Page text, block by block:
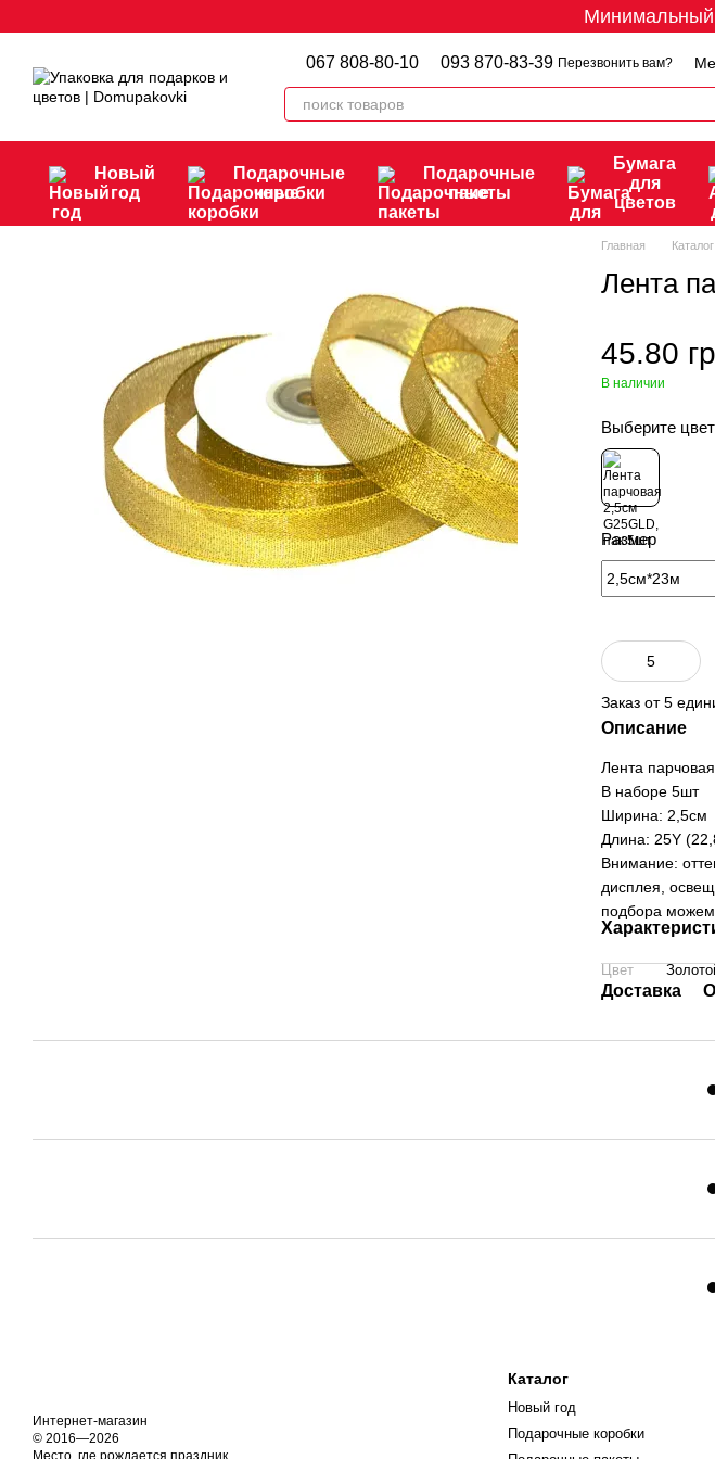
Минимальный
067 808-80-10 093 870-83-39 Перезвонить вам?
Новый
год
Подарочные
коробки
Подарочные
пакеты
Бумага
для
цветов
Главная Каталог
Лента
45.80
В наличии
Выберите цвет
Размер
Заказ от 5
Описание
Лента парчовая
В наборе 5шт
Ширина: 2,5см
Длина: 25Y
Внимание:
дисплея,
подбора можем
Цвет
Доставка
Интернет-магазин
© 2016—2026
Место, где рождается праздник
Каталог
Новый год
Подарочные коробки